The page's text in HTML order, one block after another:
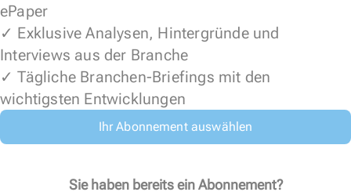
ePaper
✓ Exklusive Analysen, Hintergründe und
Interviews aus der Branche
✓ Tägliche Branchen-Briefings mit den
wichtigsten Entwicklungen
Ihr Abonnement auswählen
Sie haben bereits ein Abonnement?